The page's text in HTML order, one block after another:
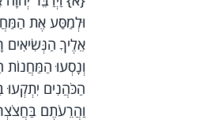
וּלְמַסַּע אֶת
אֵלֶיךָ
וְנָסְעוּ
הַכֹּהֲנִים
וַהֲרֵעֹתֶם